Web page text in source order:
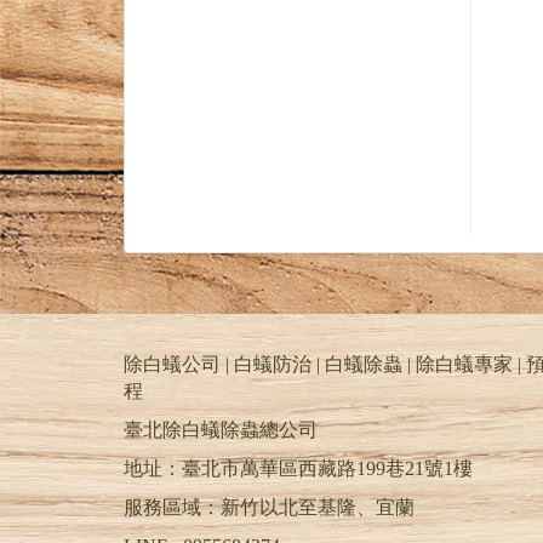
除白蟻公司 | 白蟻防治 | 白蟻除蟲 | 除白蟻專家 |
程
臺北除白蟻除蟲總公司
地址：臺北市萬華區西藏路199巷21號1樓
服務區域：新竹以北至基隆、宜蘭